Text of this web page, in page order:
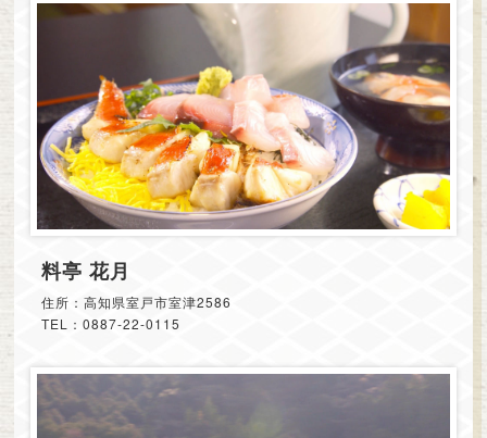
料亭 花月
住所：高知県室戸市室津2586
TEL：0887-22-0115